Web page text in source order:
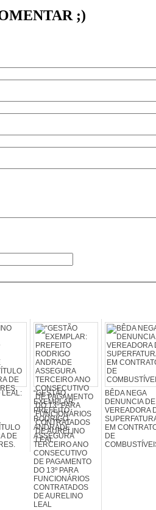
;)
LEAL:
DE
“GESTÃO
EXEMPLAR:
PREFEITO
RODRIGO
ANDRADE
ASSEGURA
TERCEIRO ANO
CONSECUTIVO
DE PAGAMENTO
DO 13º PARA
FUNCIONÁRIOS
CONTRATADOS
DE AURELINO
LEAL
BÊDA NEGA
DENUNCIA DE
VEREADORA
EM
DE